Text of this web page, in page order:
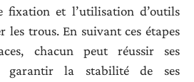
fixation et l’utilisation d’outils
les trous. En suivant ces étapes
chacun peut réussir ses
garantir la stabilité de ses